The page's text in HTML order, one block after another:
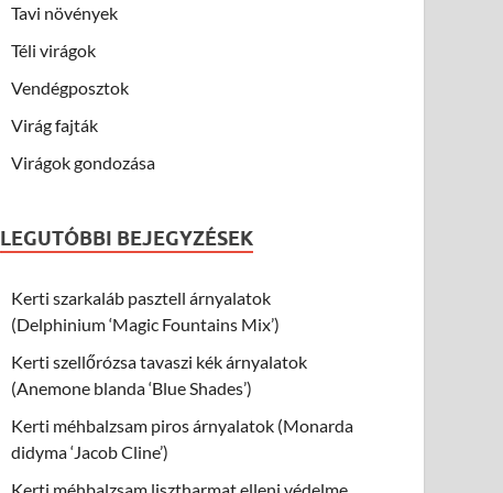
Tavi növények
Téli virágok
Vendégposztok
Virág fajták
Virágok gondozása
LEGUTÓBBI BEJEGYZÉSEK
Kerti szarkaláb pasztell árnyalatok
(Delphinium ‘Magic Fountains Mix’)
Kerti szellőrózsa tavaszi kék árnyalatok
(Anemone blanda ‘Blue Shades’)
Kerti méhbalzsam piros árnyalatok (Monarda
didyma ‘Jacob Cline’)